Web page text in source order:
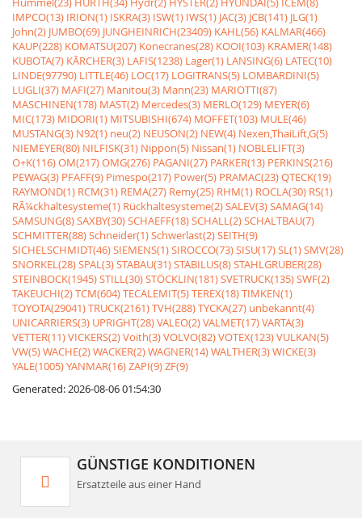
IMPCO(13) IRION(1) ISKRA(3) ISW(1) IWS(1) JAC(3) JCB(141) JLG(1)
John(2) JUMBO(69) JUNGHEINRICH(23409) KAHL(56) KALMAR(466)
KAUP(228) KOMATSU(207) Konecranes(28) KOOI(103) KRAMER(148)
KUBOTA(7) KÃRCHER(3) LAFIS(1238) Lager(1) LANSING(6) LATEC(10)
LINDE(97790) LITTLE(46) LOC(17) LOGITRANS(5) LOMBARDINI(5)
LUGLI(37) MAFI(27) Manitou(3) Mann(23) MARIOTTI(87)
MASCHINEN(178) MAST(2) Mercedes(3) MERLO(129) MEYER(6)
MIC(173) MIDORI(1) MITSUBISHI(674) MOFFET(103) MULE(46)
MUSTANG(3) N92(1) neu(2) NEUSON(2) NEW(4) Nexen,ThaiLift,G(5)
NIEMEYER(80) NILFISK(31) Nippon(5) Nissan(1) NOBLELIFT(3)
O+K(116)OM(217)OMG(276) PAGANI(27) PARKER(13) PERKINS(216)
PEWAG(3) PFAFF(9) Pimespo(217) Power(5) PRAMAC(23)QTECK(19)
RAYMOND(1) RCM(31) REMA(27) Remy(25) RHM(1) ROCLA(30) RS(1)
RÃ¼ckhaltesysteme(1) Rückhaltesysteme(2)SALEV(3)SAMAG(14)
SAMSUNG(8)SAXBY(30)SCHAEFF(18)SCHALL(2)SCHALTBAU(7)
SCHMITTER(88)Schneider(1)Schwerlast(2)SEITH(9)
SICHELSCHMIDT(46)SIEMENS(1)SIROCCO(73)SISU(17)SL(1)SMV(28)
SNORKEL(28)SPAL(3)STABAU(31)STABILUS(8)STAHLGRUBER(28)
STEINBOCK(1945)STILL(30)STÖCKLIN(181)SVETRUCK(135)SWF(2)
TAKEUCHI(2)TCM(604)TECALEMIT(5)TEREX(18)TIMKEN(1)
TOYOTA(29041)TRUCK(2161)TVH(288)TYCKA(27) unbekannt(4)
UNICARRIERS(3) UPRIGHT(28)VALEO(2)VALMET(17)VARTA(3)
VETTER(11)VICKERS(2)Voith(3)VOLVO(82)VOTEX(123)VULKAN(5)
VW(5)WACHE(2)WACKER(2)WAGNER(14)WALTHER(3)WICKE(3)
YALE(1005)YANMAR(16)ZAPI(9)ZF(9)
Generated: 2026-08-06 01:54:30
GÜNSTIGE KONDITIONEN
Ersatzteile aus einer Hand